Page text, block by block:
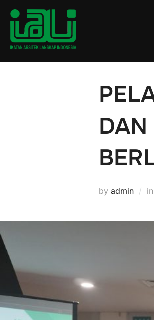
Skip
content
by admin in